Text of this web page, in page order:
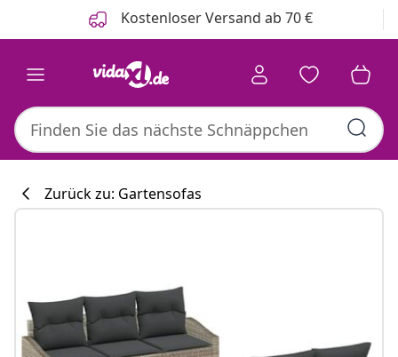
Kostenloser Versand ab 70 €
Zurück zu: Gartensofas